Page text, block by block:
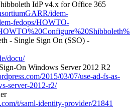
IdP v4.x for Office 365
idem-
fedops/HOWTO-
- Single Sign On (SSO) -
docu/
On Windows Server 2012 R2
2015/03/07/use-ad-fs-as-
server-2012-r2/
t/saml-identity-provider/21841